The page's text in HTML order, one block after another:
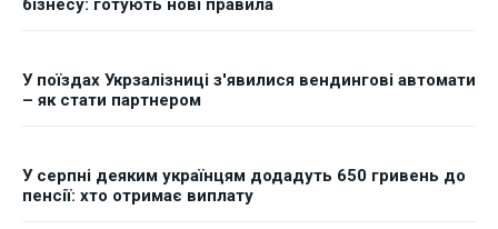
бізнесу: готують нові правила
У поїздах Укрзалізниці з'явилися вендингові автомати
– як стати партнером
У серпні деяким українцям додадуть 650 гривень до
пенсії: хто отримає виплату